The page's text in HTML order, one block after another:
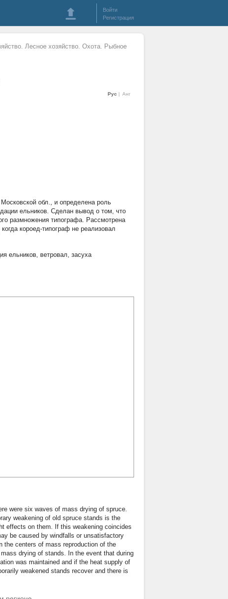
Войти
Регистрация
Лесное хозяйство. Охота. Рыбное
Рус Анг
обл., и определена роль
ельников. Сделан вывод о том, что
размножения типографа. Рассмотрена
короед-типограф не реализовал
ельников, ветровал, засуха
were six waves of mass drying of spruce.
weakening of old spruce stands is the
effects on them. If this weakening coincides
be caused by windfalls or unsatisfactory
the centers of mass reproduction of the
drying of stands. In the event that during
was maintained and if the heat supply of
weakened stands recover and there is